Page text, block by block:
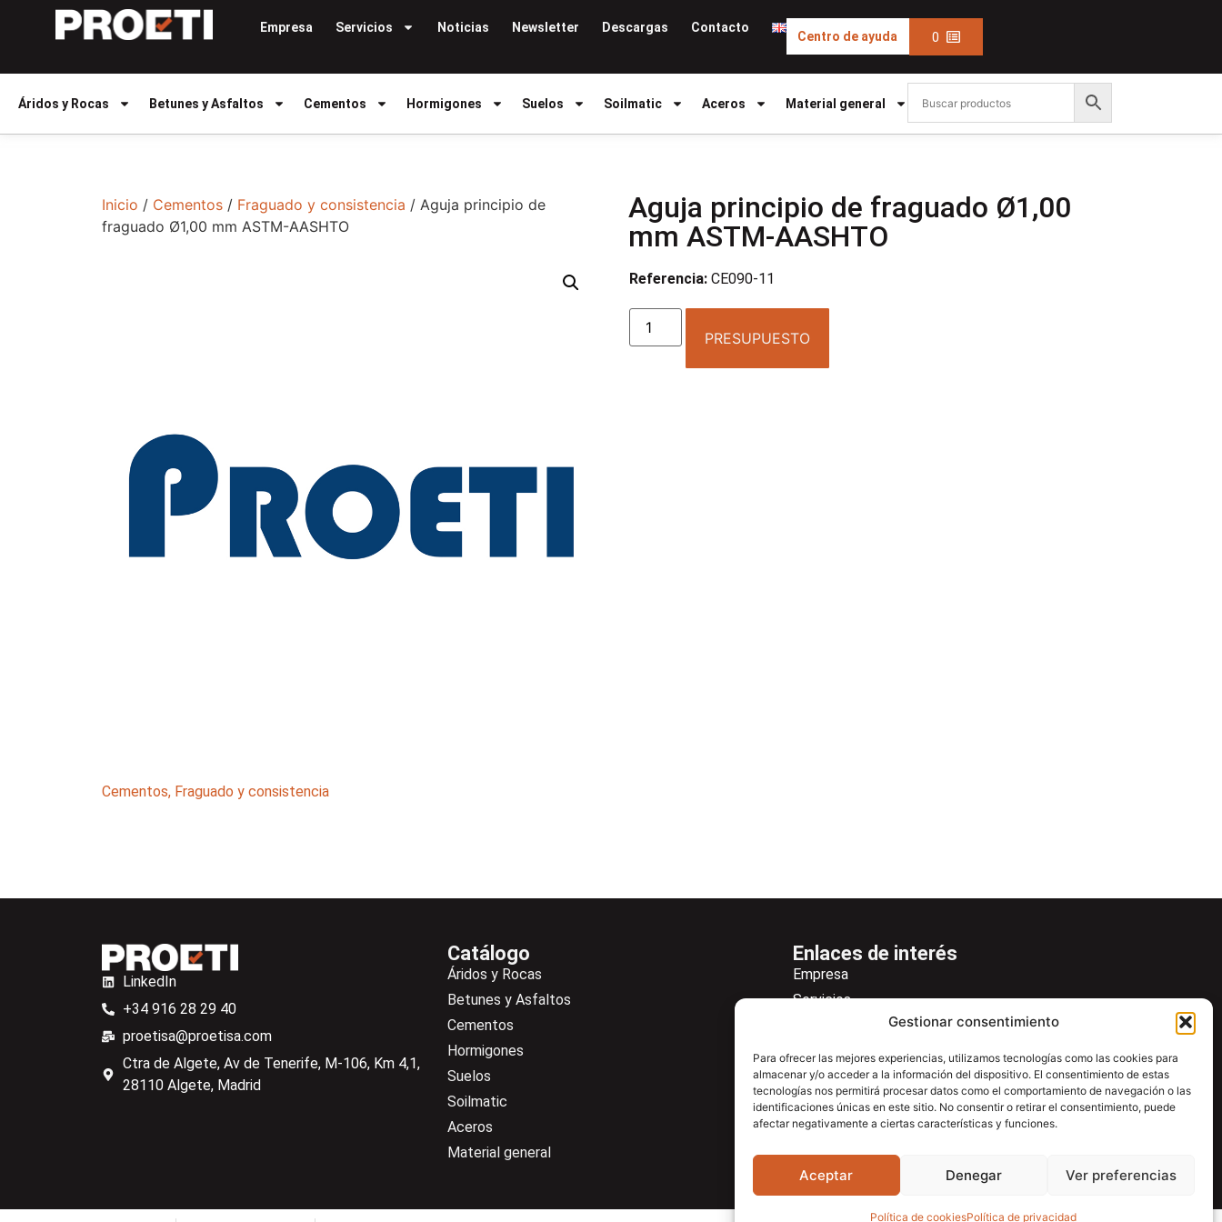
Gestionar consentimiento
Para ofrecer las mejores experiencias, utilizamos tecnologías como las cookies para
almacenar y/o acceder a la información del dispositivo. El consentimiento de estas
tecnologías nos permitirá procesar datos como el comportamiento de navegación o las
identificaciones únicas en este sitio. No consentir o retirar el consentimiento, puede
afectar negativamente a ciertas características y funciones.
Aceptar Denegar Ver preferencias
Política de cookiesPolítica de privacidad
Empresa Servicios Noticias Newsletter Descargas Contacto
Centro de ayuda 0
Áridos y Rocas Betunes y Asfaltos Cementos Hormigones Suelos Soilmatic Aceros Material general
Inicio / Cementos / Fraguado y consistencia / Aguja principio de
fraguado Ø1,00 mm ASTM-AASHTO
Cementos, Fraguado y consistencia
Aguja principio de fraguado Ø1,00
mm ASTM-AASHTO
Referencia: CE090-11
PRESUPUESTO
LinkedIn
+34 916 28 29 40
proetisa@proetisa.com
Ctra de Algete, Av de Tenerife, M-106, Km 4,1,
28110 Algete, Madrid
Catálogo
Áridos y Rocas
Betunes y Asfaltos
Cementos
Hormigones
Suelos
Soilmatic
Aceros
Material general
Enlaces de interés
Empresa
Servicios
Newsletter
Descargas
Contacto
Centro de ayuda